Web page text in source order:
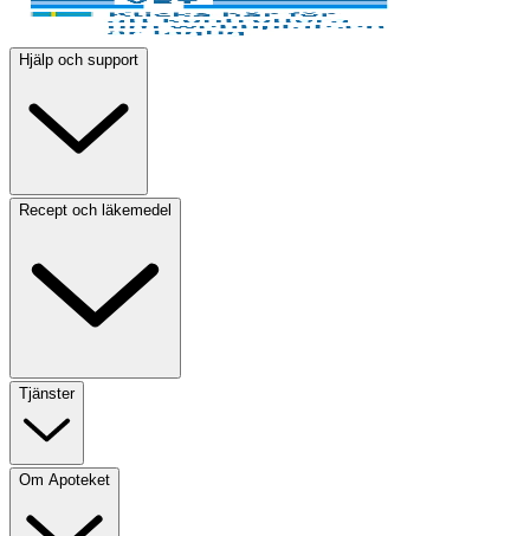
Hjälp och support
Recept och läkemedel
Tjänster
Om Apoteket